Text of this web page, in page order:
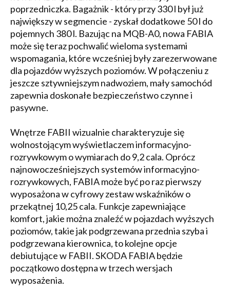
poprzedniczka. Bagażnik - który przy 330 l był już
największy w segmencie - zyskał dodatkowe 50 l do
pojemnych 380 l. Bazując na MQB-A0, nowa FABIA
może się teraz pochwalić wieloma systemami
wspomagania, które wcześniej były zarezerwowane
dla pojazdów wyższych poziomów. W połączeniu z
jeszcze sztywniejszym nadwoziem, mały samochód
zapewnia doskonałe bezpieczeństwo czynne i
pasywne.
Wnętrze FABII wizualnie charakteryzuje się
wolnostojącym wyświetlaczem informacyjno-
rozrywkowym o wymiarach do 9,2 cala. Oprócz
najnowocześniejszych systemów informacyjno-
rozrywkowych, FABIA może być po raz pierwszy
wyposażona w cyfrowy zestaw wskaźników o
przekątnej 10,25 cala. Funkcje zapewniające
komfort, jakie można znaleźć w pojazdach wyższych
poziomów, takie jak podgrzewana przednia szyba i
podgrzewana kierownica, to kolejne opcje
debiutujące w FABII. SKODA FABIA będzie
początkowo dostępna w trzech wersjach
wyposażenia.